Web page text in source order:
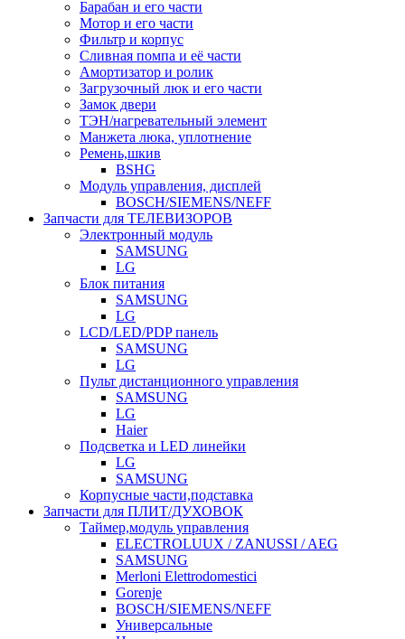
Барабан и его части
Мотор и его части
Фильтр и корпус
Сливная помпа и её части
Амортизатор и ролик
Загрузочный люк и его части
Замок двери
ТЭН/нагревательный элемент
Манжета люка, уплотнение
Ремень,шкив
BSHG
Модуль управления, дисплей
BOSCH/SIEMENS/NEFF
Запчасти для ТЕЛЕВИЗОРОВ
Электронный модуль
SAMSUNG
LG
Блок питания
SAMSUNG
LG
LCD/LED/PDP панель
SAMSUNG
LG
Пульт дистанционного управления
SAMSUNG
LG
Haier
Подсветка и LED линейки
LG
SAMSUNG
Корпусные части,подставка
Запчасти для ПЛИТ/ДУХОВОК
Таймер,модуль управления
ELECTROLUUX / ZANUSSI / AEG
SAMSUNG
Merloni Elettrodomestici
Gorenje
BOSCH/SIEMENS/NEFF
Универсальные